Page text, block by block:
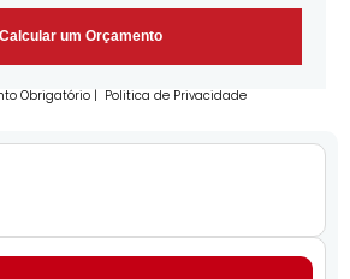
Calcular um Orçamento
Obrigatório | Politica de Privacidade